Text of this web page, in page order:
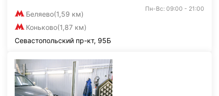
Беляево(1,59 км)
Коньково(1,87 км)
Пн-Вс: 09:00 - 21:00
Севастопольский пр-кт, 95Б